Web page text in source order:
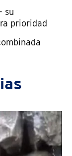
su
prioridad